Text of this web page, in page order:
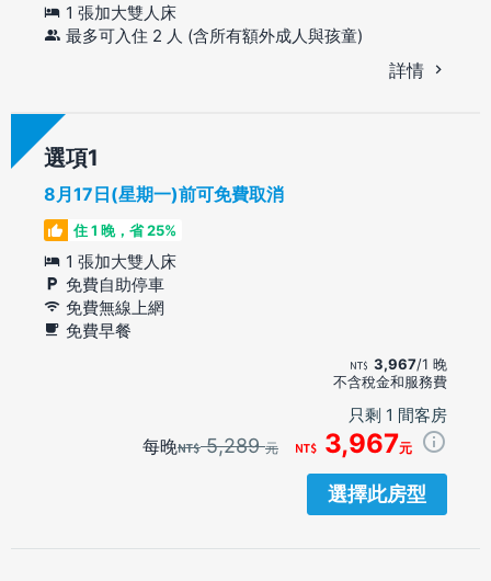
1 張加大雙人床
最多可入住 2 人 (含所有額外成人與孩童)
詳情
選項
8月17日(星期一)前可免費取消
住 1 晚，省 25%
1 張加大雙人床
免費自助停車
免費無線上網
免費早餐
3,967/1 晚
不含稅金和服務費
只剩 1 間客房
每晚 5,289元 3,967元
選擇此房型